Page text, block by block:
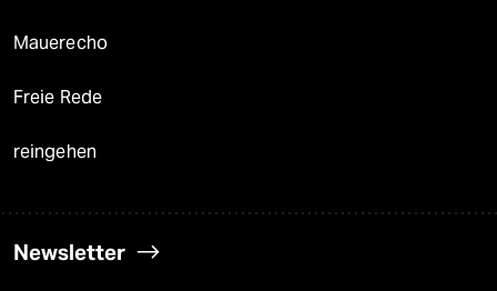
Mauerecho
Freie Rede
reingehen
Newsletter